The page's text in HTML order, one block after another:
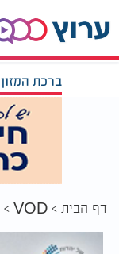
ברכת המזון
דף הבית VOD